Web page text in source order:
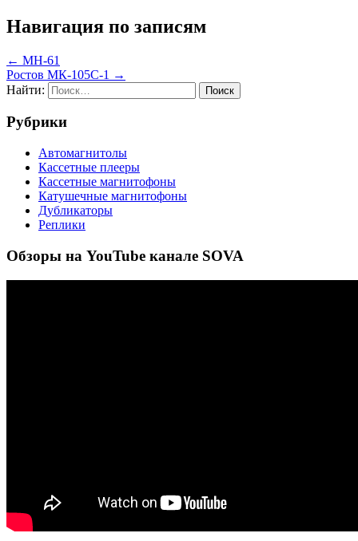
Навигация по записям
← МН-61
Ростов МК-105С-1 →
Найти:
Рубрики
Автомагнитолы
Кассетные плееры
Кассетные магнитофоны
Катушечные магнитофоны
Дубликаторы
Реплики
Обзоры на YouTube канале SOVA